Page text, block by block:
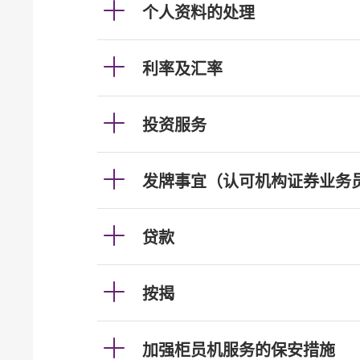
个人资料的处理
利率及汇率
投资服务
发牌事宜（认可机构证券业务
贷款
按揭
加强柜员机服务的保安措施